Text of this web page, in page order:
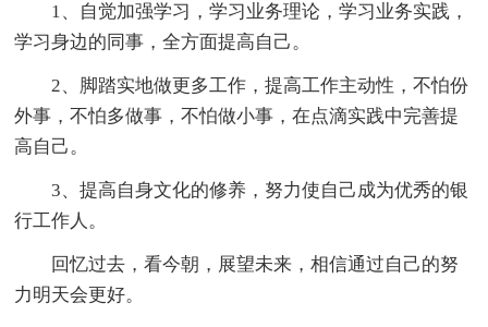
1、自觉加强学习，学习业务理论，学习业务实践，
学习身边的同事，全方面提高自己。
2、脚踏实地做更多工作，提高工作主动性，不怕份
外事，不怕多做事，不怕做小事，在点滴实践中完善提
高自己。
3、提高自身文化的修养，努力使自己成为优秀的银
行工作人。
回忆过去，看今朝，展望未来，相信通过自己的努
力明天会更好。